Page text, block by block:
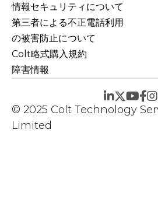
情報セキュリティについて
第三者による不正電話利用
の被害防止について
Colt略式購入規約
障害情報
© 2025 Colt Technology
Limited